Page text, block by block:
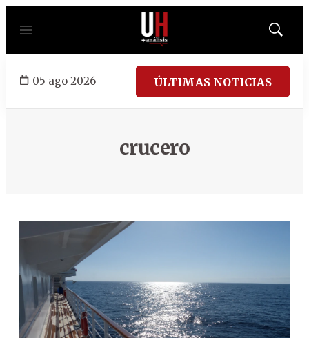
Menú
Mostrar
05 ago 2026 ÚLTIMAS NOTICIAS
crucero